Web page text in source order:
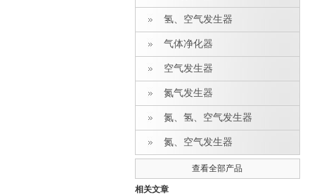
氢、空气发生器
气体净化器
空气发生器
氮气发生器
氮、氢、空气发生器
氮、空气发生器
查看全部产品
相关文章